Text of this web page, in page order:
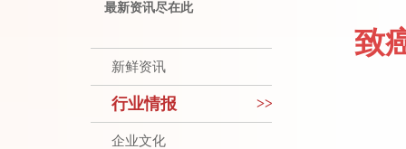
最新资讯尽在此
新鲜资讯
行业情报 >>
企业文化
致